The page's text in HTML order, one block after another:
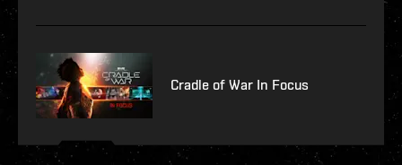
Cradle of War In Focus